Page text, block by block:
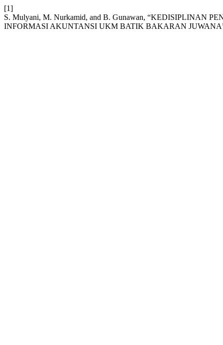
[1]
S. Mulyani, M. Nurkamid, and B. Gunawan, “KEDISIPLINAN
INFORMASI AKUNTANSI UKM BATIK BAKARAN